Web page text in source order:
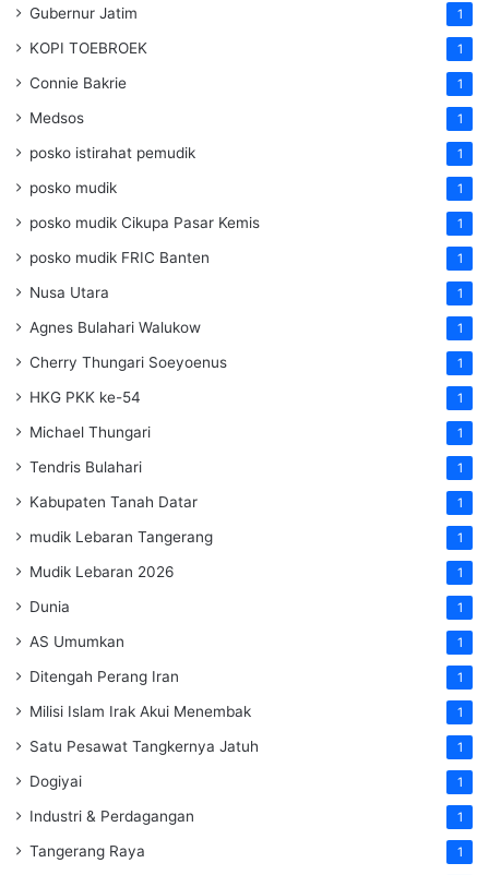
Gubernur Jatim 1
KOPI TOEBROEK 1
Connie Bakrie 1
Medsos 1
posko istirahat pemudik 1
posko mudik 1
posko mudik Cikupa Pasar Kemis 1
posko mudik FRIC Banten 1
Nusa Utara 1
Agnes Bulahari Walukow 1
Cherry Thungari Soeyoenus 1
HKG PKK ke-54 1
Michael Thungari 1
Tendris Bulahari 1
Kabupaten Tanah Datar 1
mudik Lebaran Tangerang 1
Mudik Lebaran 2026 1
Dunia 1
AS Umumkan 1
Ditengah Perang Iran 1
Milisi Islam Irak Akui Menembak 1
Satu Pesawat Tangkernya Jatuh 1
Dogiyai 1
Industri & Perdagangan 1
Tangerang Raya 1